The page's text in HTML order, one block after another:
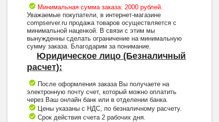
Минимальная сумма заказа: 2000 рублей.
Уважаемые покупатели, в интернет-магазине
compserver.ru продажа товаров осуществляется с
минимальной наценкой. В связи с этим мы
вынужденны сделать ограничение на минимальную
сумму заказа. Благодарим за понимание.
Юридическое лицо (Безналичный
расчет):
После оформления заказа Вы получаете на
электронную почту счет, который можно оплатить
через Ваш онлайн банк или в отделении банка.
Цены указаны с НДС, по безналичному расчету.
Срок действия счета 2 рабочих дня.